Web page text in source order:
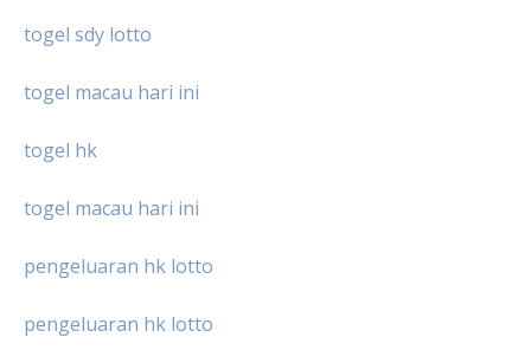
togel sdy lotto
togel macau hari ini
togel hk
togel macau hari ini
pengeluaran hk lotto
pengeluaran hk lotto